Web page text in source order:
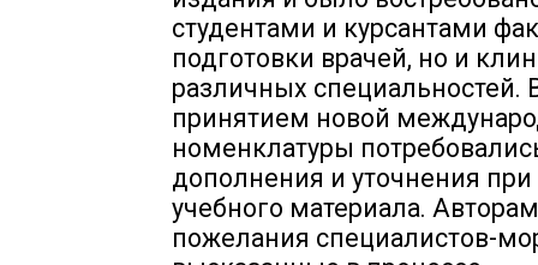
студентами и курсантами
подготовки врачей, но и
различных специальностей.
принятием новой
номенклатуры
дополнения и уточнения
учебного материала.
пожелания специалистов-